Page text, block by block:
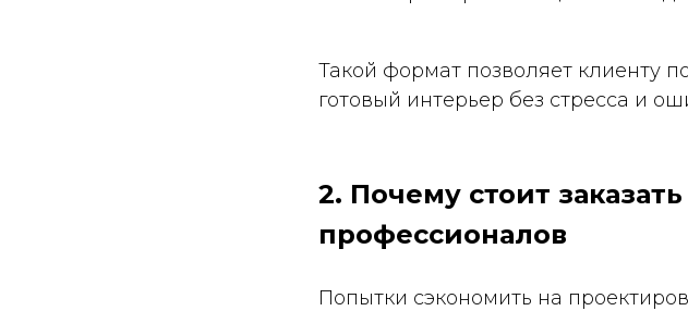
Такой формат позволяет клиенту
готовый интерьер без стресса и
2. Почему стоит
профессионалов
Попытки сэкономить на